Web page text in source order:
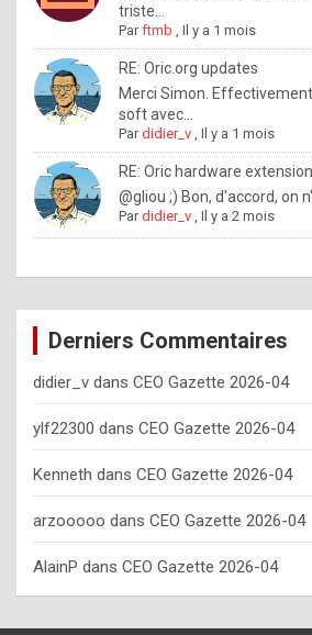
n
o
w
h
o
w
o
e
y
o
u
s
h
o
triste...
Parftmb ,Il y a 1 mois
RE: Oric.org updates
Merci Simon.
soft avec...
Pardidier_v ,Il y a 1 mois
RE: Oric hardware
@gliou ;) Bon, d'accord, on
Pardidier_v ,Il y a 2 mois
Derniers Commentaires
didier_v dans CEO Gazette 2026-04
ylf22300 dans CEO Gazette 2026-04
Kenneth dans CEO Gazette 2026-04
arzooooo dans CEO Gazette 2026-04
AlainP dans CEO Gazette 2026-04